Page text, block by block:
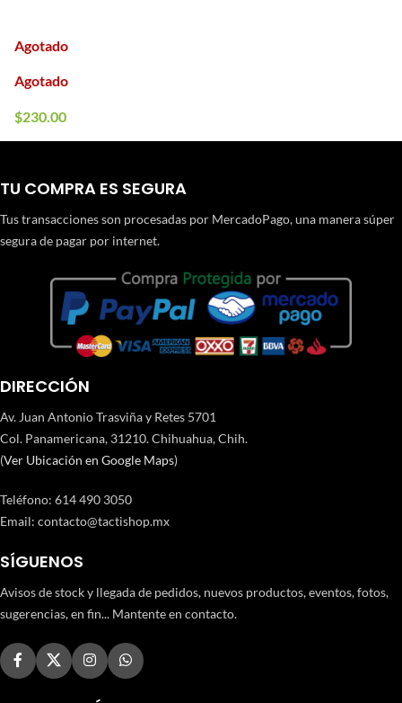
Agotado
Agotado
$230.00
TU COMPRA ES SEGURA
Tus transacciones son procesadas por MercadoPago, una manera súper
segura de pagar por internet.
DIRECCIÓN
Av. Juan Antonio Trasviña y Retes 5701
Col. Panamericana, 31210. Chihuahua, Chih.
(Ver Ubicación en Google Maps)
Teléfono: 614 490 3050
Email: contacto@tactishop.mx
SÍGUENOS
Avisos de stock y llegada de pedidos, nuevos productos, eventos, fotos,
sugerencias, en fin... Mantente en contacto.